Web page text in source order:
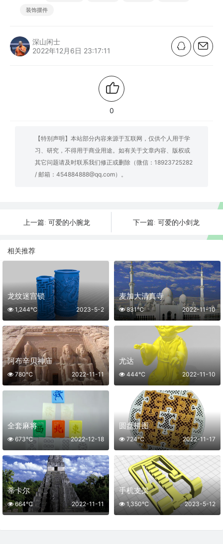
装饰摆件
深山闲士
2022年12月6日 23:17:11
0
【特别声明】本站部分内容来源于互联网，仅供个人用于学
习、研究，不得用于商业用途。如有关于文章内容、版权或
其它问题请及时联系我们修正或删除（微信：18923725282
/ 邮箱：454884888@qq.com）。
上一篇: 可爱的小腕龙 下一篇: 可爱的小剑龙
相关推荐
龙纹迷宫锁
2023-5-2
1,244℃
麦加大清真寺
2022-11-10
831℃
阿布辛贝神庙
2022-11-11
780℃
尤达
2022-11-10
444℃
全套麻将
2022-12-18
673℃
圆盘拼图
2022-11-17
724℃
蒂卡尔
2022-11-11
664℃
手机支架
2023-5-12
1,350℃